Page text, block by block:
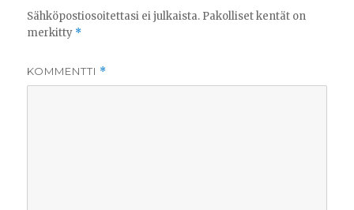
Sähköpostiosoitettasi ei julkaista. Pakolliset kentät on
merkitty *
KOMMENTTI *